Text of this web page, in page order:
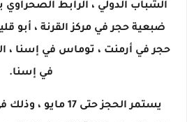
الشباب الدولي ، الرابط الصحراوي
ضبعية حجر في مركز القرنة ، أبو
حجر في أرمنت ، توماس في إسنا ،
في إسنا.
يستمر الحجز حتى 17